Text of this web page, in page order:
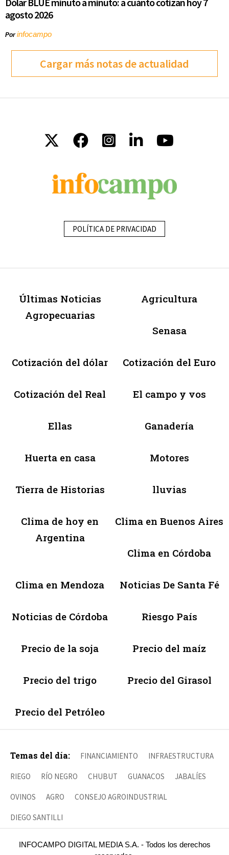
agosto 2026
Porinfocampo
Cargar más notas de actualidad
POLÍTICA DE PRIVACIDAD
Últimas Noticias
Agropecuarias
Agricultura
Senasa
Cotización del dólar Cotización del Euro
Cotización del Real El campo y vos
Ellas Ganadería
Huerta en casa Motores
Tierra de Historias lluvias
Clima de hoy en
Argentina
Clima en Buenos Aires
Clima en Córdoba
Clima en Mendoza Noticias De Santa Fé
Noticias de Córdoba Riesgo País
Precio de la soja Precio del maíz
Precio del trigo Precio del Girasol
Precio del Petróleo
Temas del día: FINANCIAMIENTO INFRAESTRUCTURA
RIEGO RÍO NEGRO CHUBUT GUANACOS JABALÍES
OVINOS AGRO CONSEJO AGROINDUSTRIAL
DIEGO SANTILLI
INFOCAMPO DIGITAL MEDIA S.A. - Todos los derechos